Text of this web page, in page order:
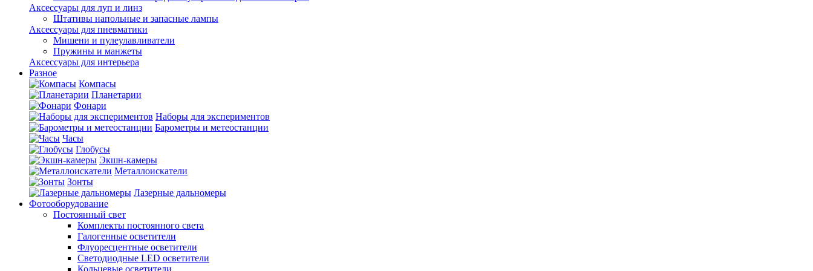
Аксессуары для луп и линз
Штативы напольные и запасные лампы
Аксессуары для пневматики
Мишени и пулеулавливатели
Пружины и манжеты
Аксессуары для интерьера
Разное
Компасы
Планетарии
Фонари
Наборы для экспериментов
Барометры и метеостанции
Часы
Глобусы
Экшн-камеры
Металлоискатели
Зонты
Лазерные дальномеры
Фотооборудование
Постоянный свет
Комплекты постоянного света
Галогенные осветители
Флуоресцентные осветители
Светодиодные LED осветители
Кольцевые осветители